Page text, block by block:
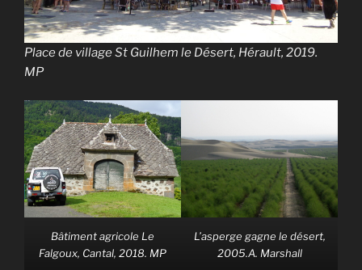
Place de village St Guilhem le Désert, Hérault, 2019.
MP
Bâtiment agricole Le
Falgoux, Cantal, 2018. MP
L’asperge gagne le désert,
2005.A. Marshall